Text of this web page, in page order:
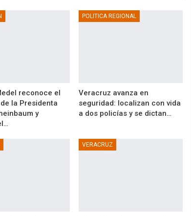
reconoce el
la Presidenta
y
POLITICA REGIONAL
Veracruz avanza en
seguridad: localizan con vida
a dos policías y se dictan…
VERACRUZ